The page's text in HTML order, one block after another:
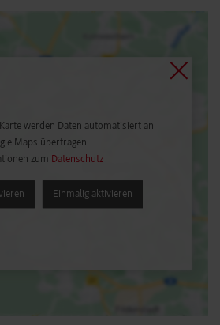
werden Daten automatisiert an
Maps übertragen.
zum Datenschutz
Einmalig aktivieren